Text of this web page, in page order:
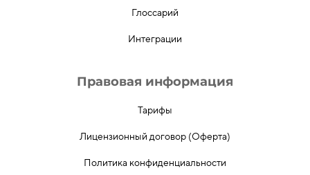
Глоссарий
Интеграции
Правовая информация
Тарифы
Лицензионный договор (Оферта)
Политика конфиденциальности